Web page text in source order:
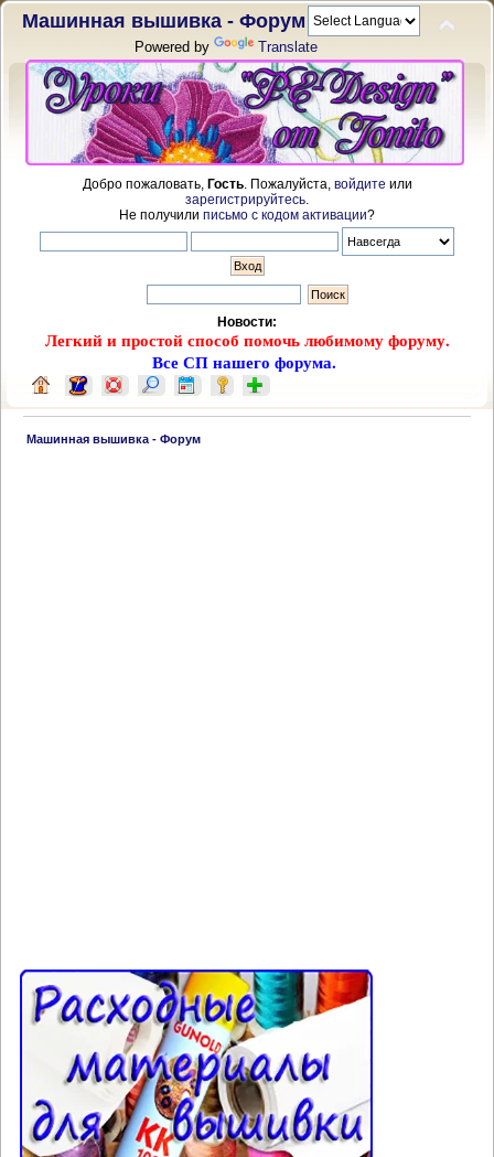
Машинная вышивка - Форум
Powered by Translate
Добро пожаловать, Гость. Пожалуйста, войдите или
зарегистрируйтесь
Не получили письмо с кодом активации?
Новости:
Легкий и простой способ помочь любимому форуму.
Все СП нашего форума.
Машинная вышивка - Форум